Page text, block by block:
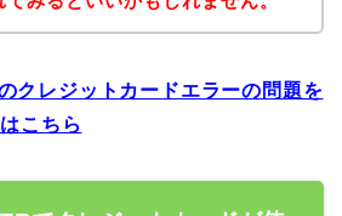
クレジットカードエラーの問題を
こちら